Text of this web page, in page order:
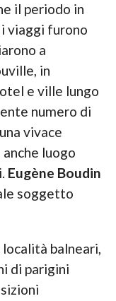
il periodo in
viaggi furono
a
in
e ville lungo
numero di
vivace
luogo
Eugène Boudin
soggetto
balneari,
di parigini